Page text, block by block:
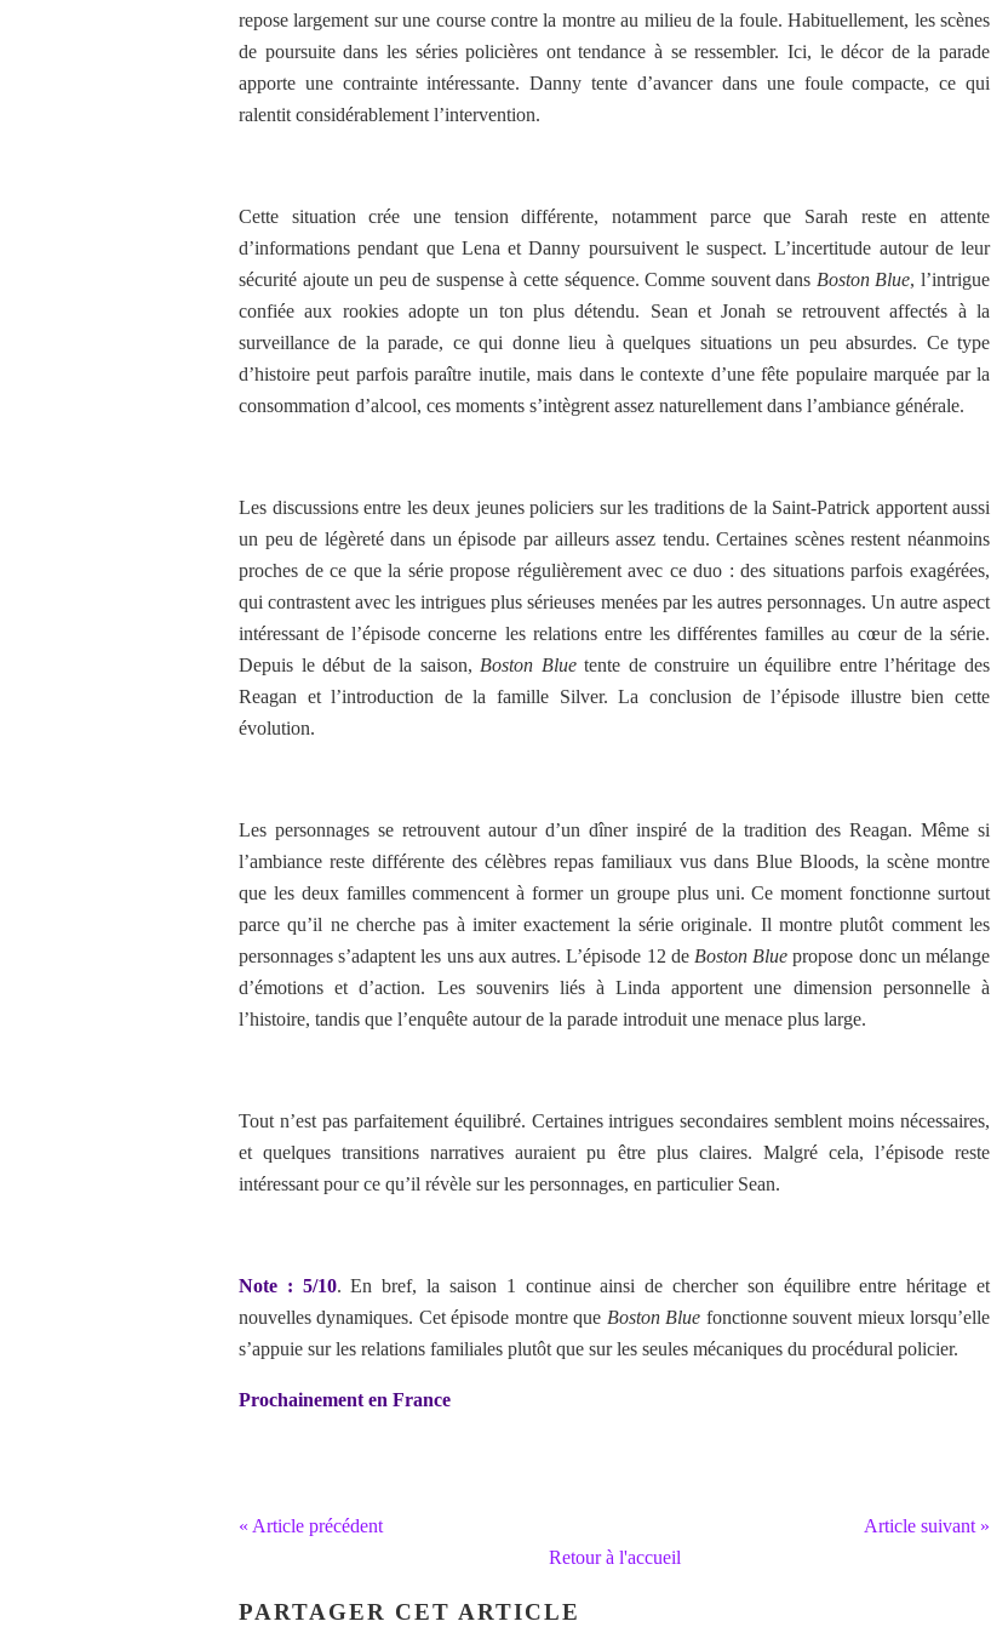
repose largement sur une course contre la montre au milieu de la foule. Habituellement, les scènes
de poursuite dans les séries policières ont tendance à se ressembler. Ici, le décor de la parade
apporte une contrainte intéressante. Danny tente d’avancer dans une foule compacte, ce qui
ralentit considérablement l’intervention.
Cette situation crée une tension différente, notamment parce que Sarah reste en attente
d’informations pendant que Lena et Danny poursuivent le suspect. L’incertitude autour de leur
sécurité ajoute un peu de suspense à cette séquence. Comme souvent dans Boston Blue, l’intrigue
confiée aux rookies adopte un ton plus détendu. Sean et Jonah se retrouvent affectés à la
surveillance de la parade, ce qui donne lieu à quelques situations un peu absurdes. Ce type
d’histoire peut parfois paraître inutile, mais dans le contexte d’une fête populaire marquée par la
consommation d’alcool, ces moments s’intègrent assez naturellement dans l’ambiance générale.
Les discussions entre les deux jeunes policiers sur les traditions de la Saint-Patrick apportent aussi
un peu de légèreté dans un épisode par ailleurs assez tendu. Certaines scènes restent néanmoins
proches de ce que la série propose régulièrement avec ce duo : des situations parfois exagérées,
qui contrastent avec les intrigues plus sérieuses menées par les autres personnages. Un autre aspect
intéressant de l’épisode concerne les relations entre les différentes familles au cœur de la série.
Depuis le début de la saison, Boston Bluetente de construire un équilibre entre l’héritage des
Reagan et l’introduction de la famille Silver. La conclusion de l’épisode illustre bien cette
évolution.
Les personnages se retrouvent autour d’un dîner inspiré de la tradition des Reagan. Même si
l’ambiance reste différente des célèbres repas familiaux vus dans Blue Bloods, la scène montre
que les deux familles commencent à former un groupe plus uni. Ce moment fonctionne surtout
parce qu’il ne cherche pas à imiter exactement la série originale. Il montre plutôt comment les
personnages s’adaptent les uns aux autres. L’épisode 12 de Boston Blue propose donc un mélange
d’émotions et d’action. Les souvenirs liés à Linda apportent une dimension personnelle à
l’histoire, tandis que l’enquête autour de la parade introduit une menace plus large.
Tout n’est pas parfaitement équilibré. Certaines intrigues secondaires semblent moins nécessaires,
et quelques transitions narratives auraient pu être plus claires. Malgré cela, l’épisode reste
intéressant pour ce qu’il révèle sur les personnages, en particulier Sean.
Note : 5/10. En bref,la saison 1 continue ainsi de chercher son équilibre entre héritage et
nouvelles dynamiques. Cet épisode montre que Boston Blue fonctionne souvent mieux lorsqu’elle
s’appuie sur les relations familiales plutôt que sur les seules mécaniques du procédural policier.
Prochainement en France
« Article précédent
Article suivant »
Retour à l'accueil
PARTAGER CET ARTICLE